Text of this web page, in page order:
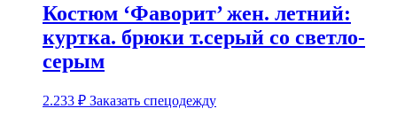
Костюм ‘Фаворит’ жен. летний:
куртка. брюки т.серый со светло-
серым
2.233 ₽ Заказать спецодежду